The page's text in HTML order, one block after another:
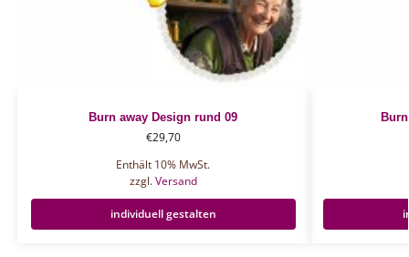
Burn away Design rund 09
€29,70
Enthält 10% MwSt.
zzgl.Versand
individuell gestalten